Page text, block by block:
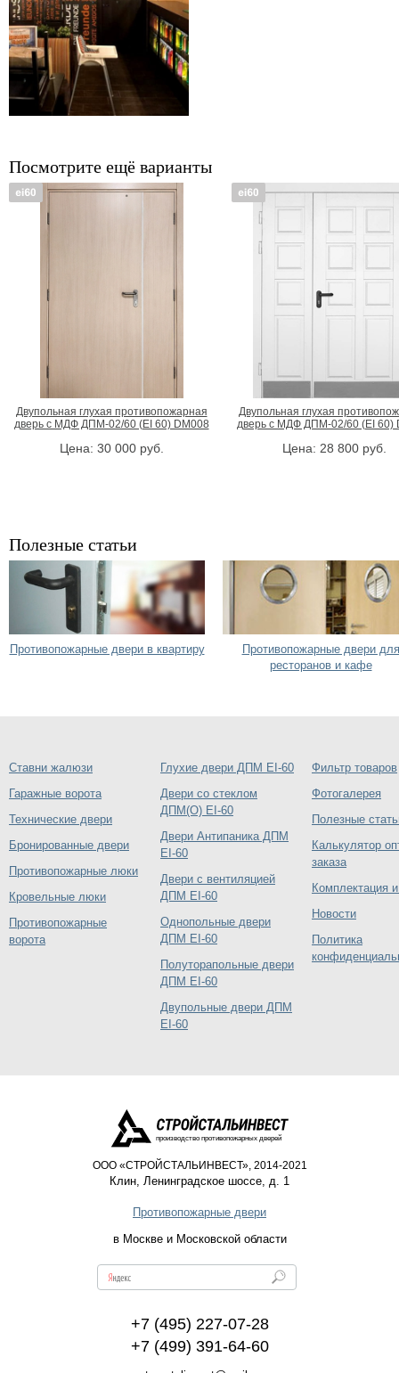
Посмотрите ещё варианты
Двупольная глухая противопожарная
дверь с МДФ ДПМ-02/60 (EI 60) DM008
Цена: 30 000руб.
Двупольная глухая
дверь с МДФ ДПМ-02/60 (EI 60)
Цена: 28 800руб.
Полезные статьи
Противопожарные двери в квартиру
Противопожарные двери для
ресторанов и кафе
Ставни жалюзи
Гаражные ворота
Технические двери
Бронированные двери
Противопожарные люки
Кровельные люки
Противопожарные
ворота
Глухие двери ДПМ EI-60
Двери со стеклом
ДПМ(О) EI-60
Двери Антипаника ДПМ
EI-60
Двери с вентиляцией
ДПМ EI-60
Однопольные двери
ДПМ EI-60
Полуторапольные двери
ДПМ EI-60
Двупольные двери ДПМ
EI-60
Фильтр товаров
Фотогалерея
Полезные
Калькулятор
заказа
Комплектация
Новости
Политика
производство противопожарных дверей
ООО «СТРОЙСТАЛЬИНВЕСТ», 2014-2021
Клин Ленинградское шоссе, д. 1
Противопожарные двери
в Москве и Московской области
+7 (495) 227-07-28
+7 (499) 391-64-60